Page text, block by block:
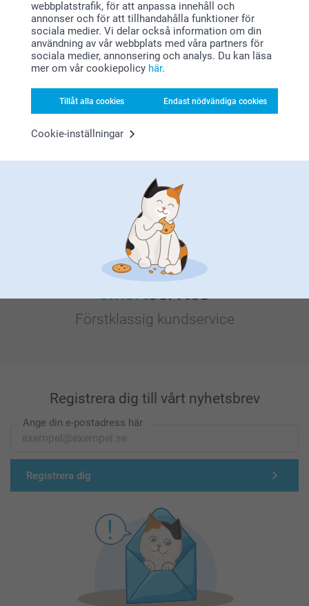
webbplatstrafik, för att anpassa innehåll och
annonser och för att tillhandahålla funktioner för
sociala medier. Vi delar också information om din
användning av vår webbplats med våra partners för
sociala medier, annonsering och analys. Du kan läsa
mer om vår cookiepolicy här.
Tillåt alla cookies Endast nödvändiga cookies
Cookie-inställningar
Bonus på alla dina köp
Letar du efter inspiration?
Förstklassig kundservice
Registrera dig till vårt nyhetsbrev
Ange din e-postadress här
Registrera dig